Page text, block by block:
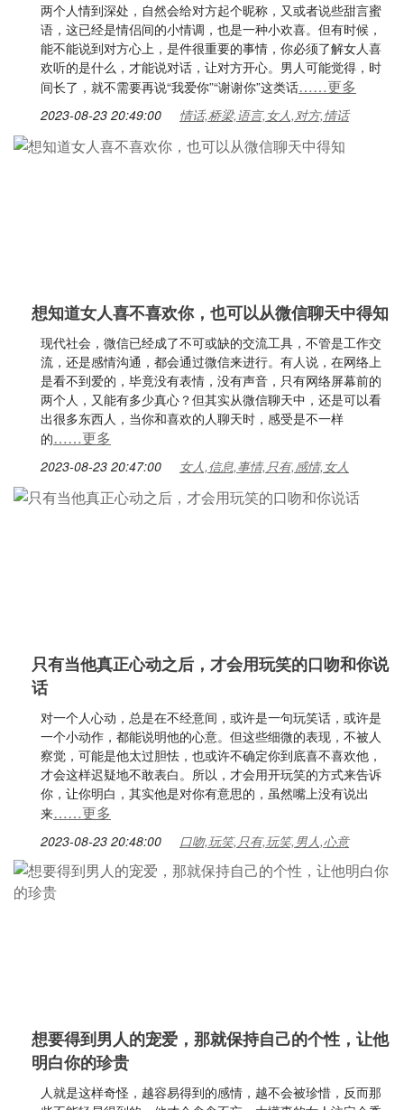
两个人情到深处，自然会给对方起个昵称，又或者说些甜言蜜
语，这已经是情侣间的小情调，也是一种小欢喜。但有时候，
能不能说到对方心上，是件很重要的事情，你必须了解女人喜
欢听的是什么，才能说对话，让对方开心。男人可能觉得，时
间长了，就不需要再说“我爱你”“谢谢你”这类话……更多
2023-08-23 20:49:00 情话,桥梁,语言,女人,对方,情话
想知道女人喜不喜欢你，也可以从微信聊天中得知
现代社会，微信已经成了不可或缺的交流工具，不管是工作交
流，还是感情沟通，都会通过微信来进行。有人说，在网络上
是看不到爱的，毕竟没有表情，没有声音，只有网络屏幕前的
两个人，又能有多少真心？但其实从微信聊天中，还是可以看
出很多东西人，当你和喜欢的人聊天时，感受是不一样
的……更多
2023-08-23 20:47:00 女人,信息,事情,只有,感情,女人
只有当他真正心动之后，才会用玩笑的口吻和你说
话
对一个人心动，总是在不经意间，或许是一句玩笑话，或许是
一个小动作，都能说明他的心意。但这些细微的表现，不被人
察觉，可能是他太过胆怯，也或许不确定你到底喜不喜欢他，
才会这样迟疑地不敢表白。所以，才会用开玩笑的方式来告诉
你，让你明白，其实他是对你有意思的，虽然嘴上没有说出
来……更多
2023-08-23 20:48:00 口吻,玩笑,只有,玩笑,男人,心意
想要得到男人的宠爱，那就保持自己的个性，让他
明白你的珍贵
人就是这样奇怪，越容易得到的感情，越不会被珍惜，反而那